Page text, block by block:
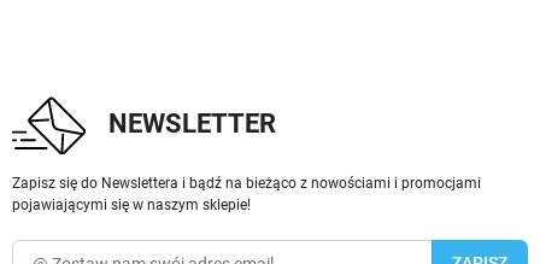
NEWSLETTER
Zapisz się do Newslettera i bądź na bieżąco z nowościami i promocjami
pojawiającymi się w naszym sklepie!